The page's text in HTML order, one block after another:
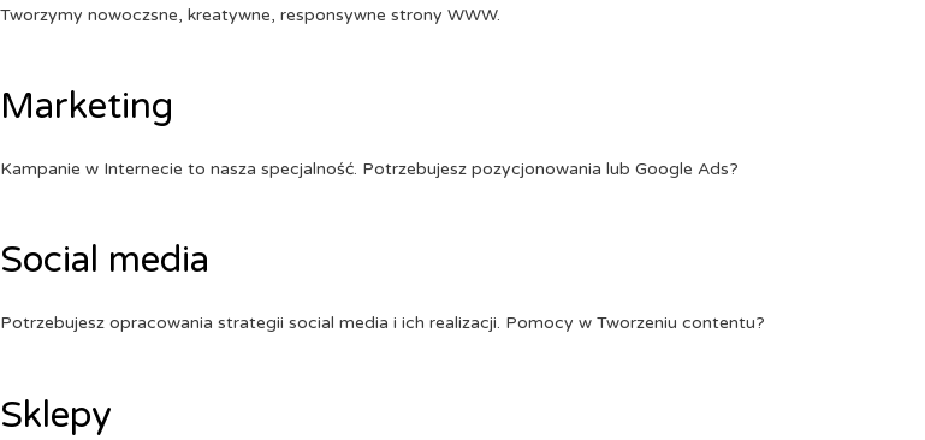
Tworzymy nowoczsne, kreatywne, responsywne strony WWW.
Marketing
Kampanie w Internecie to nasza specjalność. Potrzebujesz pozycjonowania lub Google Ads?
Social media
Potrzebujesz opracowania strategii social media i ich realizacji. Pomocy w Tworzeniu contentu?
Sklepy